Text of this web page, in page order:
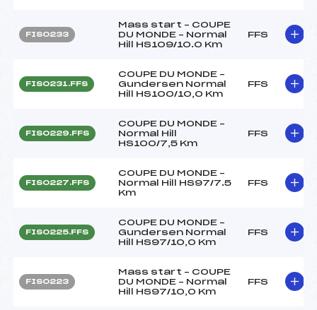
FIS0233
Mass start – COUPE
DU MONDE – Normal
Hill HS109/10.0 Km
FFS
FIS0231.FFS
COUPE DU MONDE –
Gundersen Normal
Hill HS100/10,0 Km
FFS
FIS0229.FFS
COUPE DU MONDE –
Normal Hill
HS100/7,5 Km
FFS
FIS0227.FFS
COUPE DU MONDE –
Normal Hill HS97/7.5
Km
FFS
FIS0225.FFS
COUPE DU MONDE –
Gundersen Normal
Hill HS97/10,0 Km
FFS
FIS0223
Mass start – COUPE
DU MONDE – Normal
Hill HS97/10,0 Km
FFS